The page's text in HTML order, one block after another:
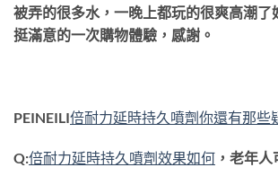
被弄的很多水，一晚上都玩的很爽高潮了
挺滿意的一次購物體驗，感謝。
PEINEILI倍耐力延時持久噴劑你還有那些
Q:倍耐力延時持久噴劑效果如何 ，老年